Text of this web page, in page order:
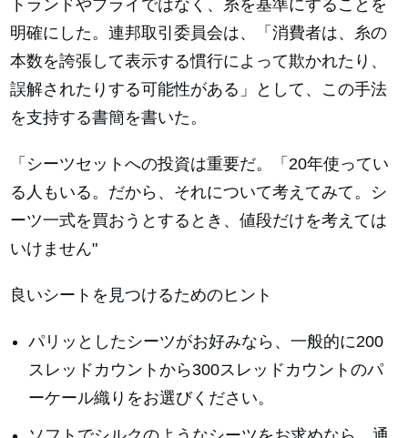
トランドやプライではなく、糸を基準にすることを
明確にした。連邦取引委員会は、「消費者は、糸の
本数を誇張して表示する慣行によって欺かれたり、
誤解されたりする可能性がある」として、この手法
を支持する書簡を書いた。
「シーツセットへの投資は重要だ。「20年使ってい
る人もいる。だから、それについて考えてみて。シ
ーツ一式を買おうとするとき、値段だけを考えては
いけません"
良いシートを見つけるためのヒント
パリッとしたシーツがお好みなら、一般的に200
スレッドカウントから300スレッドカウントのパ
ーケール織りをお選びください。